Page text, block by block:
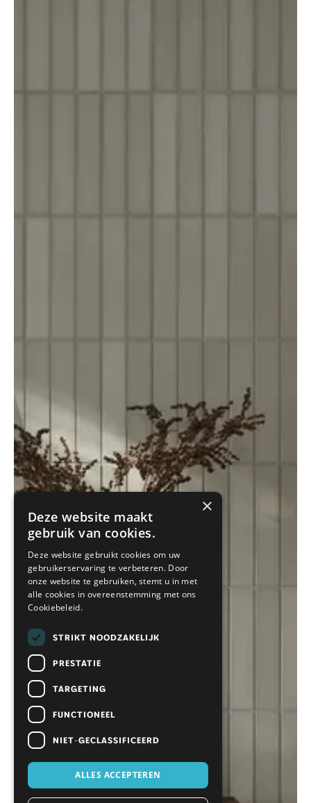
×
Deze website maakt
gebruik van cookies.
Deze website gebruikt cookies om uw
gebruikerservaring te verbeteren. Door
onze website te gebruiken, stemt u in met
alle cookies in overeenstemming met ons
Cookiebeleid.
STRIKT NOODZAKELIJK
PRESTATIE
TARGETING
FUNCTIONEEL
NIET-GECLASSIFICEERD
ALLES ACCEPTEREN